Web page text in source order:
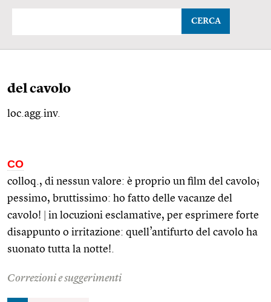
CERCA
del cavolo
loc.agg.inv.
CO
colloq., di nessun valore: è proprio un film del cavolo;
pessimo, bruttissimo: ho fatto delle vacanze del
cavolo!
in locuzioni esclamative, per esprimere forte
disappunto o irritazione: quell’antifurto del cavolo ha
suonato tutta la notte!.
Correzioni e suggerimenti